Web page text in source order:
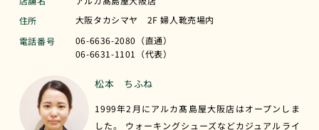
住所
大阪タカシマヤ 2F 婦人靴売場内
電話番号
06-6636-2080（直通）
06-6631-1101（代表）
松本 ちふね
1999年2月にアルカ髙島屋大阪店はオープンしま
した。 ウォーキングシューズなどカジュアルライ